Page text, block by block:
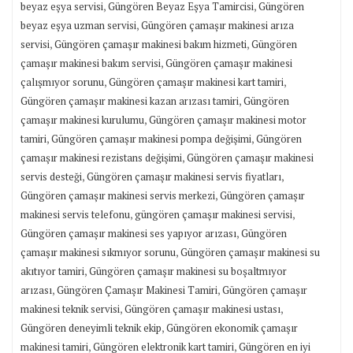
beyaz eşya servisi,Güngören Beyaz Eşya Tamircisi,Güngören
beyaz eşya uzman servisi,Güngören çamaşır makinesi arıza
servisi,Güngören çamaşır makinesi bakım hizmeti,Güngören
çamaşır makinesi bakım servisi,Güngören çamaşır makinesi
çalışmıyor sorunu,Güngören çamaşır makinesi kart tamiri,
Güngören çamaşır makinesi kazan arızası tamiri,Güngören
çamaşır makinesi kurulumu,Güngören çamaşır makinesi motor
tamiri,Güngören çamaşır makinesi pompa değişimi,Güngören
çamaşır makinesi rezistans değişimi,Güngören çamaşır makinesi
servis desteği,Güngören çamaşır makinesi servis fiyatları,
Güngören çamaşır makinesi servis merkezi,Güngören çamaşır
makinesi servis telefonu,güngören çamaşır makinesi servisi,
Güngören çamaşır makinesi ses yapıyor arızası,Güngören
çamaşır makinesi sıkmıyor sorunu,Güngören çamaşır makinesi su
akıtıyor tamiri,Güngören çamaşır makinesi su boşaltmıyor
arızası,Güngören Çamaşır Makinesi Tamiri,Güngören çamaşır
makinesi teknik servisi,Güngören çamaşır makinesi ustası,
Güngören deneyimli teknik ekip,Güngören ekonomik çamaşır
makinesi tamiri,Güngören elektronik kart tamiri,Güngören en iyi